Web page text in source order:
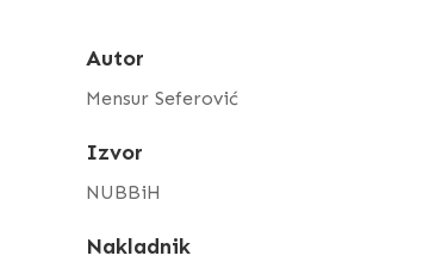
Autor
Mensur Seferović
Izvor
NUBBiH
Nakladnik